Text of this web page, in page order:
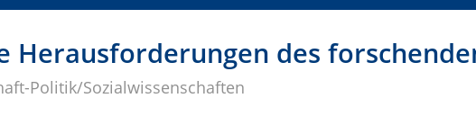
Herausforderungen des
Politik/Sozialwissenschaften